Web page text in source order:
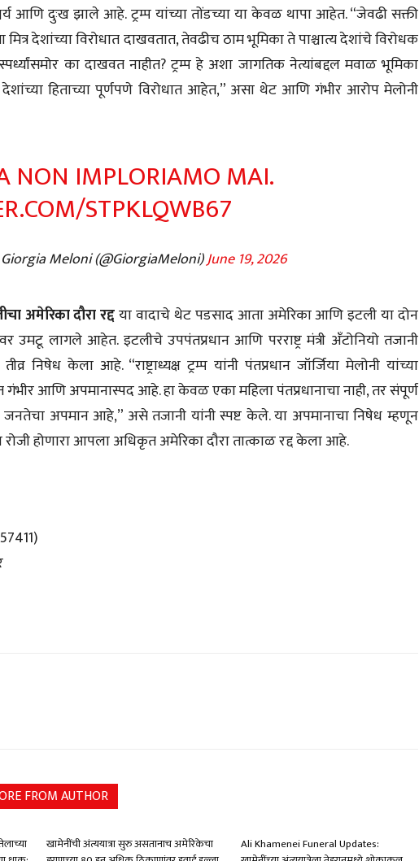
आणि दुःख झाले आहे. ट्रम्प यांच्या तोंडच्या या केवळ थापा आहेत. “जेवढी सक्ती
देशांच्या विरोधात दाखवतात, तेवढीच ठाम भूमिका ते पाश्चात्य देशांचे विरोधक
का दाखवत नाहीत? ट्रम्प हे अशा जागतिक नेत्यांबद्दल मवाळ भूमिका
देशांच्या हिताच्या पूर्णपणे विरोधात आहेत,” असा थेट आणि गंभीर आरोप मेलोनी
NON IMPLORIAMO MAI.
STPKLQWB67
Meloni (@GiorgiaMeloni)June 19, 2026
अमेरिका दौरा रद्दया वादाचे थेट पडसाद आता अमेरिका आणि इटली या दोन
उमटू लागले आहेत. इटलीचे उपपंतप्रधान आणि परराष्ट्र मंत्री अँटोनियो तजानी
निषेध केला आहे. “राष्ट्राध्यक्ष ट्रम्प यांनी पंतप्रधान जॉर्जिया मेलोनी यांच्या
आणि अपमानास्पद आहे. हा केवळ एका महिला पंतप्रधानाचा नाही, तर संपूर्ण
अपमान आहे,” असे तजानी यांनी स्पष्ट केले. या अपमानाचा निषेध म्हणून
होणारा आपला अधिकृत अमेरिका दौरा तात्काळ रद्द केला आहे.
FROM AUTHOR
खामेनींची अंत्ययात्रा सुरु असतानाच अमेरिकेचा
Ali Khamenei Funeral Updates: